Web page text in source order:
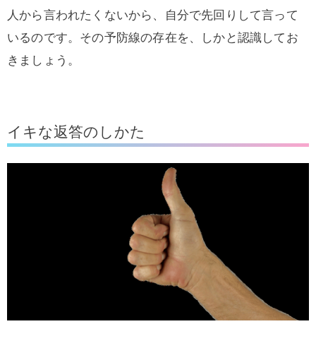
人から言われたくないから、自分で先回りして言って
いるのです。その予防線の存在を、しかと認識してお
きましょう。
イキな返答のしかた